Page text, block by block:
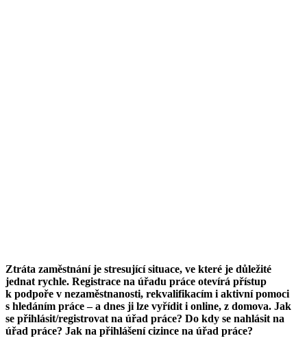
Ztráta zaměstnání je stresující situace, ve které je důležité
jednat rychle. Registrace na úřadu práce otevírá přístup
k podpoře v nezaměstnanosti, rekvalifikacím i aktivní pomoci
s hledáním práce – a dnes ji lze vyřídit i online, z domova. Jak
se přihlásit/registrovat na úřad práce? Do kdy se nahlásit na
úřad práce? Jak na přihlášení cizince na úřad práce?